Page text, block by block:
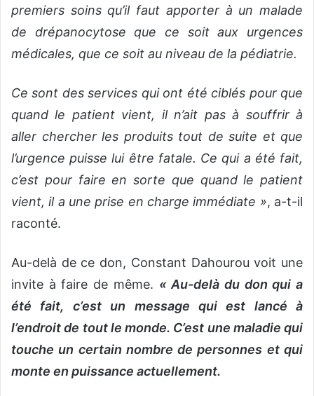
premiers soins qu’il faut apporter à un malade
de drépanocytose que ce soit aux urgences
médicales, que ce soit au niveau de la pédiatrie.
Ce sont des services qui ont été ciblés pour que
quand le patient vient, il n’ait pas à souffrir à
aller chercher les produits tout de suite et que
l’urgence puisse lui être fatale. Ce qui a été fait,
c’est pour faire en sorte que quand le patient
vient, il a une prise en charge immédiate », a-t-il
raconté.
Au-delà de ce don, Constant Dahourou voit une
invite à faire de même. « Au-delà du don qui a
été fait, c’est un message qui est lancé à
l’endroit de tout le monde. C’est une maladie qui
touche un certain nombre de personnes et qui
monte en puissance actuellement.